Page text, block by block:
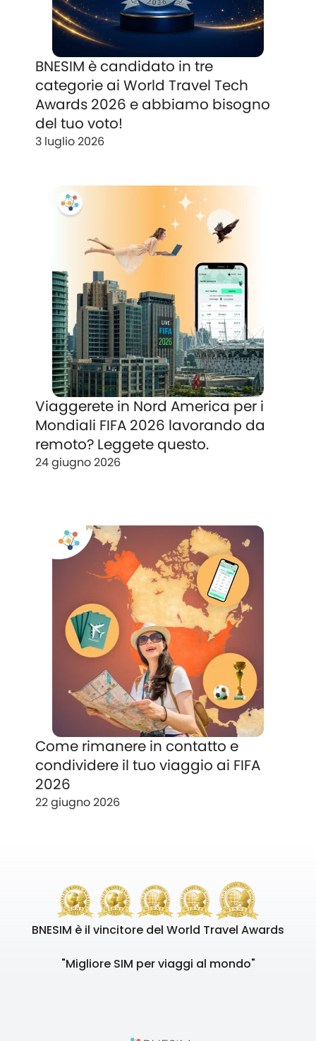
BNESIM è candidato in tre
categorie ai World Travel Tech
Awards 2026 e abbiamo bisogno
del tuo voto!
3 luglio 2026
Viaggerete in Nord America per i
Mondiali FIFA 2026 lavorando da
remoto? Leggete questo.
24 giugno 2026
Come rimanere in contatto e
condividere il tuo viaggio ai FIFA
2026
22 giugno 2026
BNESIM è il vincitore del World Travel Awards
"Migliore SIM per viaggi al mondo"